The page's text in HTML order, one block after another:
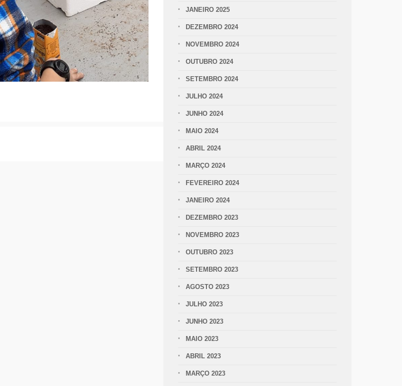
JANEIRO 2025
DEZEMBRO 2024
NOVEMBRO 2024
OUTUBRO 2024
SETEMBRO 2024
JULHO 2024
JUNHO 2024
MAIO 2024
ABRIL 2024
MARÇO 2024
FEVEREIRO 2024
JANEIRO 2024
DEZEMBRO 2023
NOVEMBRO 2023
OUTUBRO 2023
SETEMBRO 2023
AGOSTO 2023
JULHO 2023
JUNHO 2023
MAIO 2023
ABRIL 2023
MARÇO 2023